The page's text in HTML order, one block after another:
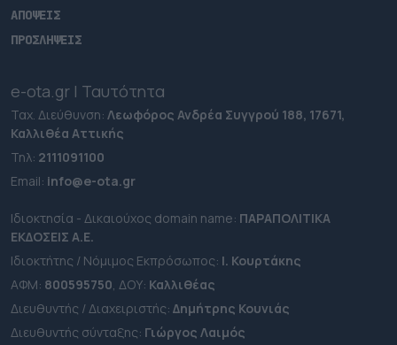
ΑΠΟΨΕΙΣ
ΠΡΟΣΛΗΨΕΙΣ
e-ota.gr | Ταυτότητα
Ταχ. Διεύθυνση: Λεωφόρος Ανδρέα Συγγρού 188, 17671,
Καλλιθέα Αττικής
Τηλ: 2111091100
Εmail: info@e-ota.gr
Ιδιοκτησία - Δικαιούχος domain name: ΠΑΡΑΠΟΛΙΤΙΚΑ
ΕΚΔΟΣΕΙΣ A.E.
Ιδιοκτήτης / Νόμιμος Εκπρόσωπος: Ι. Κουρτάκης
ΑΦΜ: 800595750, ΔΟΥ: Καλλιθέας
Διευθυντής / Διαχειριστής: Δημήτρης Κουνιάς
Διευθυντής σύνταξης: Γιώργος Λαιμός